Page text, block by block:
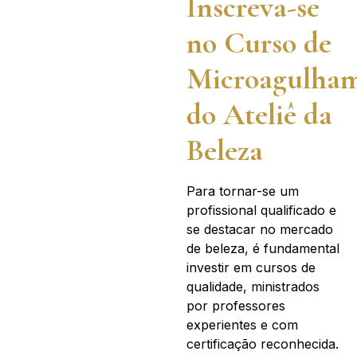
Inscreva-se
no Curso de
do Ateliê da
Beleza
Para tornar-se um
profissional qualificado e
se destacar no mercado
de beleza, é fundamental
investir em cursos de
qualidade, ministrados
por professores
experientes e com
certificação reconhecida.